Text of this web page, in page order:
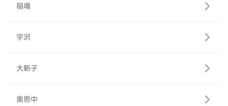
稲場
宇沢
大新子
奥恩中